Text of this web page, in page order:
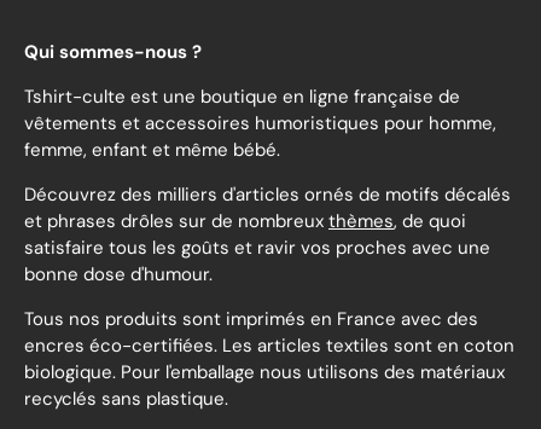
Qui sommes-nous ?
Tshirt-culte est une boutique en ligne française de
vêtements et accessoires humoristiques pour homme,
femme, enfant et même bébé.
Découvrez des milliers d'articles ornés de motifs décalés
et phrases drôles sur de nombreux thèmes, de quoi
satisfaire tous les goûts et ravir vos proches avec une
bonne dose d'humour.
Tous nos produits sont imprimés en France avec des
encres éco-certifiées. Les articles textiles sont en coton
biologique. Pour l'emballage nous utilisons des matériaux
recyclés sans plastique.